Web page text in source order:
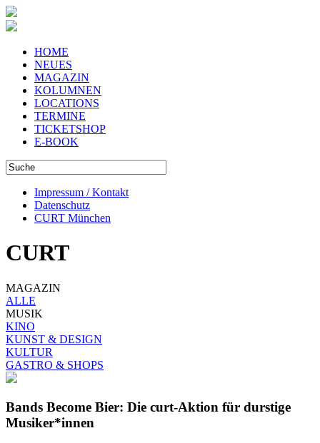
HOME
NEUES
MAGAZIN
KOLUMNEN
LOCATIONS
TERMINE
TICKETSHOP
E-BOOK
Impressum / Kontakt
Datenschutz
CURT München
CURT
MAGAZIN
ALLE
MUSIK
KINO
KUNST & DESIGN
KULTUR
GASTRO & SHOPS
Bands Become Bier: Die curt-Aktion für durstige
Musiker*innen